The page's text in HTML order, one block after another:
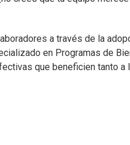
a través de la
en Programas de
que beneficien tanto a